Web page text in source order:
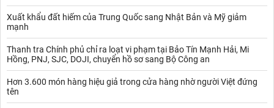
Xuất khẩu đất hiếm của Trung Quốc sang Nhật Bản và Mỹ giảm
mạnh
Thanh tra Chính phủ chỉ ra loạt vi phạm tại Bảo Tín Mạnh Hải, Mi
Hồng, PNJ, SJC, DOJI, chuyển hồ sơ sang Bộ Công an
Hơn 3.600 món hàng hiệu giả trong cửa hàng nhờ người Việt đứng
tên